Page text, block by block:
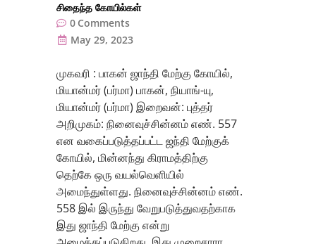
சிதைந்த கோயில்கள்
0 Comments
May 29, 2023
முகவரி : பாகன் ஜாந்தி மேற்கு கோயில்,
மியான்மர் (பர்மா) பாகன், நியாங்-யு,
மியான்மர் (பர்மா) இறைவன்: புத்தர்
அறிமுகம்: நினைவுச்சின்னம் எண். 557
என வகைப்படுத்தப்பட்ட ஜந்தி மேற்குக்
கோயில், மின்னந்து கிராமத்திற்கு
தெற்கே ஒரு வயல்வெளியில்
அமைந்துள்ளது. நினைவுச்சின்னம் எண்.
558 இல் இருந்து வேறுபடுத்துவதற்காக
இது ஜாந்தி மேற்கு என்று